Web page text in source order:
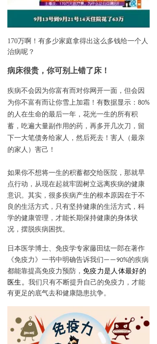
170万啊 ！ 有多少家庭拿得出这么多钱给一个人
治病呢？
病床很贵，你可别上错了床！
疾病不会因为你富有而对你网开一面 ，但会因
为你不富有而让你雪上加霜！有数据显示：80%
的人在生命的最后一年， 花光一生的所有积
蓄，吃遍大量副作用的药，再多开几次刀，留
下一大笔债务给家人，然后死去！害人（最亲
的家人）害己！
如果你不想将一生的积蓄都交给医院，那就早
点行动， 从现在起就牢固树立远离疾病的健康
意识。 其实，很多疾病产生的根本原因在于不
良的生活方式，只有坚持健康的生活方式，科
学的健康管理，才能长期保持健康的身体状
况，摆脱疾病 困扰。
日本医学博士、免疫学专家藤田纮一郎在著作
《免疫力》一书中明确告诉我们——90%的疾病
都能靠提高免疫力预防 ， 免疫力是人体最好的
医生。 我们 只有不断提升自己的免疫力， 才能
有更足的底气去和健康隐患抗争。